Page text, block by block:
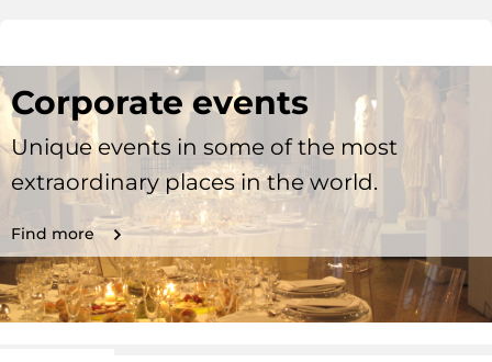
Corporate events
Unique events in some of the most
extraordinary places in the world.
Find more